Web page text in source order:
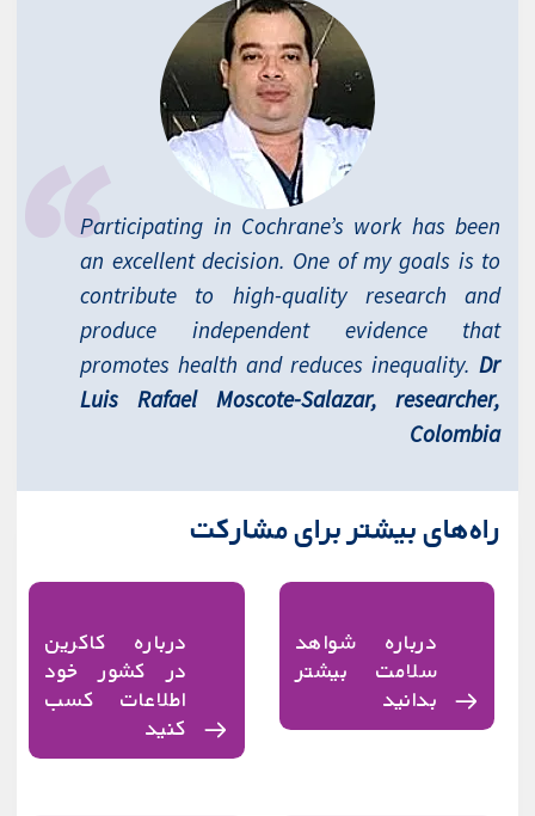
Participating in Cochrane’s work has been
an excellent decision. One of my goals is to
contribute to high-quality research and
produce independent evidence that
promotes health and reduces inequality.Dr
Luis Rafael Moscote-Salazar, researcher,
Colombia
راه‌های بیشتر برای مشارکت
درباره شواهد
سلامت بیشتر
بدانید
درباره کاکرین
در کشور خود
اطلاعات کسب
کنید